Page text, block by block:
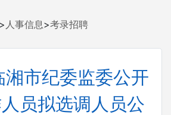
> 人事信息>考录招聘
市纪委监委公开
员拟选调人员公